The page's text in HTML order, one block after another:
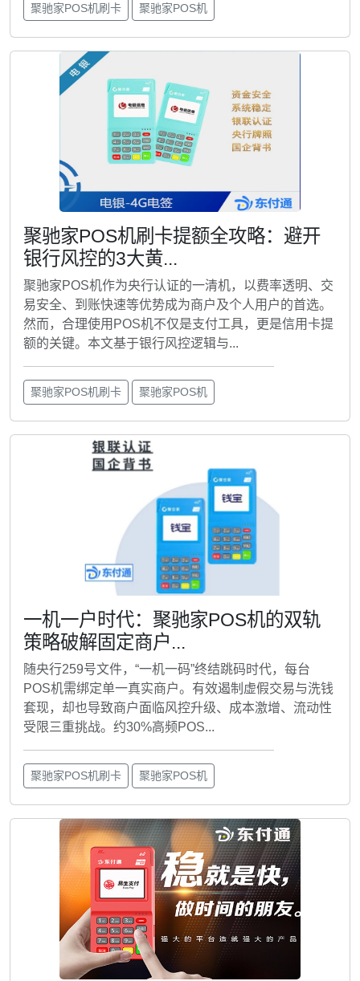
聚驰家POS机刷卡 聚驰家POS机
聚驰家POS机刷卡提额全攻略：避开
银行风控的3大黄...
聚驰家POS机作为央行认证的一清机，以费率透明、交
易安全、到账快速等优势成为商户及个人用户的首选。
然而，合理使用POS机不仅是支付工具，更是信用卡提
额的关键。本文基于银行风控逻辑与...
聚驰家POS机刷卡 聚驰家POS机
一机一户时代：聚驰家POS机的双轨
策略破解固定商户...
随央行259号文件，“一机一码”终结跳码时代，每台
POS机需绑定单一真实商户。有效遏制虚假交易与洗钱
套现，却也导致商户面临风控升级、成本激增、流动性
受限三重挑战。约30%高频POS...
聚驰家POS机刷卡 聚驰家POS机